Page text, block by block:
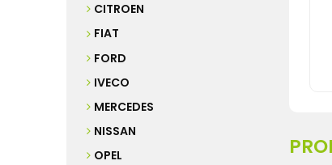
CITROEN
FIAT
FORD
IVECO
MERCEDES
NISSAN
OPEL